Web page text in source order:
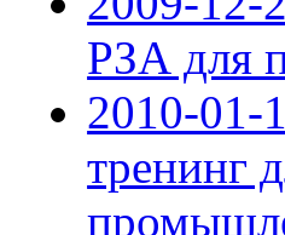
РЗА для
2010-01-
тренинг